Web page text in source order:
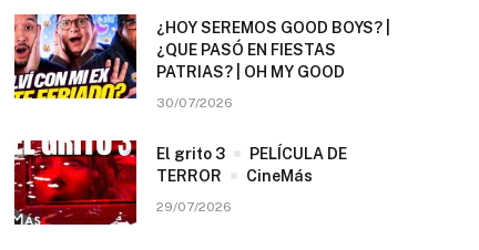
¿HOY SEREMOS GOOD BOYS? |
¿QUE PASÓ EN FIESTAS
PATRIAS? | OH MY GOOD
30/07/2026
El grito 3
PELÍCULA DE
TERROR
CineMás
29/07/2026